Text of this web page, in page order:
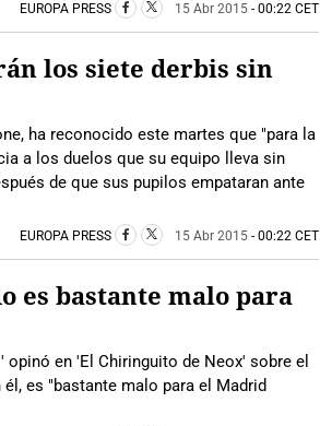
EUROPA PRESS 15 Abr 2015 - 00:22 CET
los siete derbis sin
ha reconocido este martes que "para la
a los duelos que su equipo lleva sin
de que sus pupilos empataran ante
EUROPA PRESS 15 Abr 2015 - 00:22 CET
es bastante malo para
en 'El Chiringuito de Neox' sobre el
es "bastante malo para el Madrid